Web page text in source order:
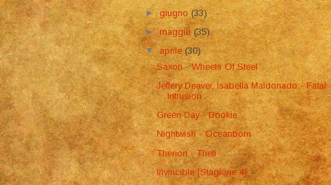
►giugno(33)
►maggio(35)
▼aprile(30)
Saxon - Wheels Of Steel
Jeffery Deaver, Isabella Maldonado - Fatal
Intrusion
Green Day - Dookie
Nightwish - Oceanborn
Therion - Theli
Invincible [Stagione 4]